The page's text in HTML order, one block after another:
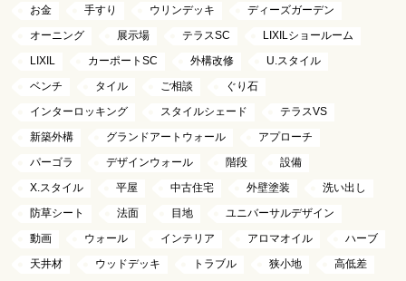
お金
手すり ウリンデッキ
ディーズガーデン
オーニング
展示場 テラスSC
LIXILショールーム
LIXIL
カーポートSC 外構改修
U.スタイル
ベンチ
タイル ご相談
ぐり石
インターロッキング
スタイルシェード
テラスVS
新築外構
グランドアートウォール
アプローチ
パーゴラ
デザインウォール 階段
設備
X.スタイル
平屋 中古住宅 外壁塗装
洗い出し
防草シート
法面 目地
ユニバーサルデザイン
動画
ウォール インテリア アロマオイル
ハーブ
天井材
ウッドデッキ トラブル 狭小地
高低差